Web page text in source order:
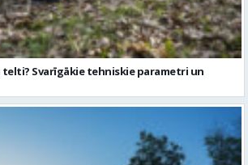
Svarīgākie tehniskie parametri un